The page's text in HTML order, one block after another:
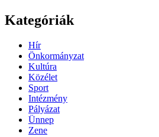
Kategóriák
Hír
Önkormányzat
Kultúra
Közélet
Sport
Intézmény
Pályázat
Ünnep
Zene